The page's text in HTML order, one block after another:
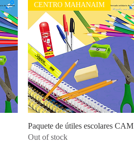
Quick View
CENTRO MAHANAIM
Paquete de útiles escolares CAM
Out of stock